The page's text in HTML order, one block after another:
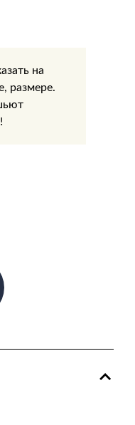
на
размере.